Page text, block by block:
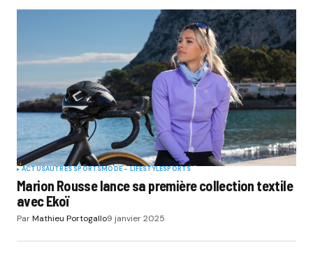
ACTUSAUTRES SPORTSMODE - LIFESTYLESPORTS
Marion Rousse lance sa première collection textile
avec Ekoï
ParMathieu Portogallo9 janvier 2025